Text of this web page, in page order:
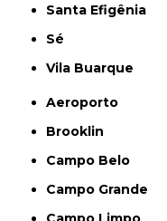
Santa Efigênia
Sé
Vila Buarque
Aeroporto
Brooklin
Campo Belo
Campo Grande